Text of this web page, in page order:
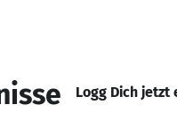
Logg Dich jetzt